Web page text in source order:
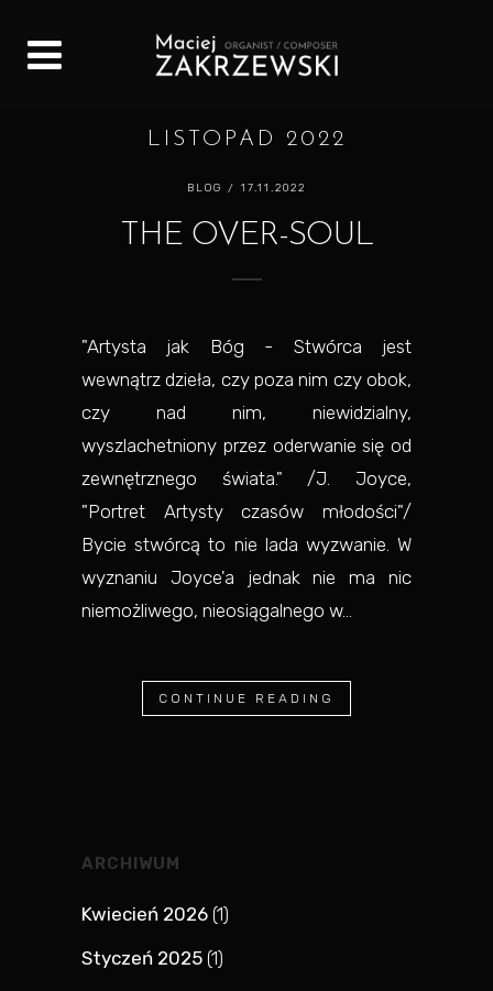
LISTOPAD 2022
BLOG / 17.11.2022
THE OVER-SOUL
"Artysta jak Bóg - Stwórca jest
wewnątrz dzieła, czy poza nim czy obok,
czy nad nim, niewidzialny,
wyszlachetniony przez oderwanie się od
zewnętrznego świata." /J. Joyce,
"Portret Artysty czasów młodości"/
Bycie stwórcą to nie lada wyzwanie. W
wyznaniu Joyce'a jednak nie ma nic
niemożliwego, nieosiągalnego w...
CONTINUE READING
ARCHIWUM
Kwiecień 2026 (1)
Styczeń 2025 (1)